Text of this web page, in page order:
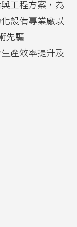
工程方案，為
設備專業廠以
先驅
產效率提升及